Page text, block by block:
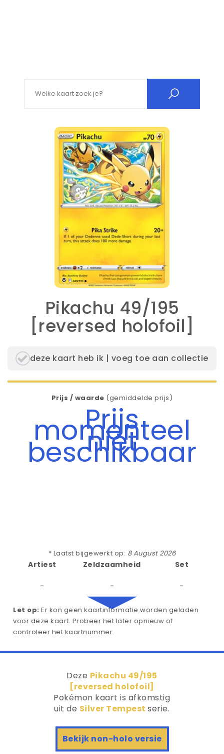
Pikachu 49/195
[reversed holofoil]
deze kaart heb ik | voeg toe aan collectie
Prijs / waarde (gemiddelde prijs)
Prijs
momenteel
niet
beschikbaar
* Laatst bijgewerkt op: 8 August 2026
Artiest
-
Zeldzaamheid
-
Set
-
Let op: Er kon geen kaartinformatie worden geladen
voor deze kaart. Probeer het later opnieuw of
controleer het kaartnummer.
Deze Pikachu 49/195
[reversed holofoil]
Pokémon kaart is afkomstig
uit de Silver Tempestserie.
Bekijk non-holo versie